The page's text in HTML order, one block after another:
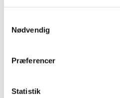
Nødvendig
Præferencer
Statistik
Det juridiske grundlag for at
Til brug for den almindelige
medfør af
mens de følsomme